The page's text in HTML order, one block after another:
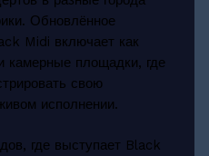
Обновлённое
Midi включает как
камерные площадки, где
свою
исполнении.
где выступает Black